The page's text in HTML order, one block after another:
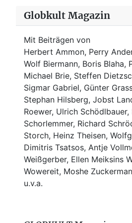
Globkult Magazin
Mit Beiträgen von
Herbert Ammon, Perry
Wolf Biermann, Boris Blaha,
Michael Brie, Steffen
Sigmar Gabriel, Günter
Stephan Hilsberg, Jobst
Roewer, Ulrich
Schorlemmer, Richard
Storch, Heinz Theisen,
Dimitris Tsatsos, Antje
Weißgerber, Ellen Meiksins
Wowereit, Moshe
u.v.a.